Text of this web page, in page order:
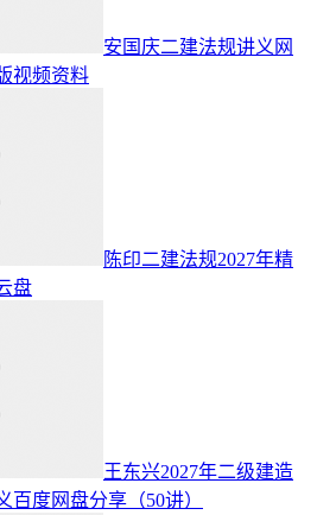
安国庆二建法规讲义网
视频资料
陈印二建法规2027年精
盘
王东兴2027年二级建造
百度网盘分享（50讲）